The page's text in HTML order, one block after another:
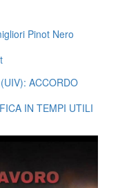
Pinot Nero
ACCORDO
IN TEMPI UTILI